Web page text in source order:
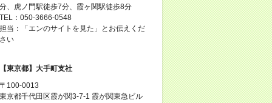
、虎ノ門駅徒歩7分、霞ヶ関駅徒歩8分
：050-3666-0548
当：「エンのサイトを見た」とお伝えくだ
い
東京都】大手町支社
100-0013
京都千代田区霞が関3-7-1 霞が関東急ビル